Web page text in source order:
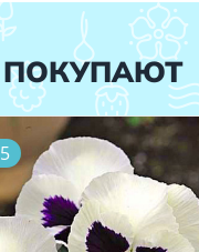
ПОКУПАЮТ
5